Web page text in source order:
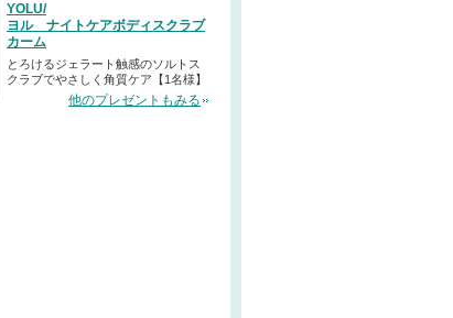
YOLU/
ヨル ナイトケアボディスクラブ
カーム
とろけるジェラート触感のソルトス
クラブでやさしく角質ケア【1名様】
他のプレゼントもみる